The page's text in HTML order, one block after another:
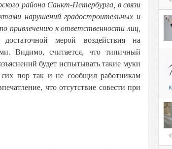
района Санкт-Петербурга, в связи
нарушений градостроительных и
привлечению к ответственности лиц,
мерой воздействия на
Видимо, считается, что типичный
будет испытывать такие муки
пор так и не сообщил работникам
что отсутствие совести при